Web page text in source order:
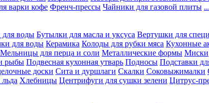
варки кофе Френч-прессы Чайники для газовой плиты
для воды Бутылки для масла и уксуса Вертушки для
для воды Керамика Колоды для рубки мяса Кухонные
Мельницы для перца и соли Металлические формы Миски
рыбы Подвесная кухонная утварь Подносы Подставки
доски Сита и дуршлаги Скалки Соковыжималки
Хлебницы Центрифуги для сушки зелени Цитрус-